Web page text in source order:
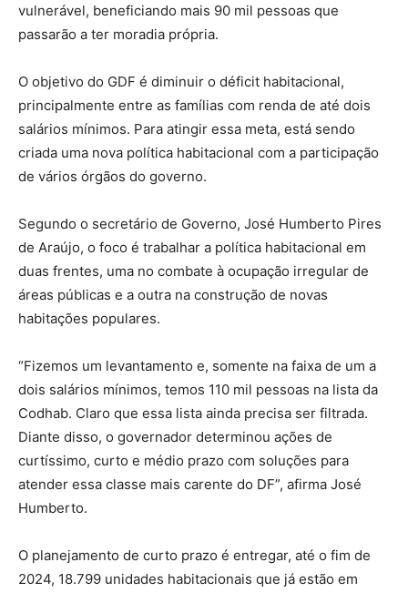
vulnerável, beneficiando mais 90 mil pessoas que
passarão a ter moradia própria.
O objetivo do GDF é diminuir o déficit habitacional,
principalmente entre as famílias com renda de até dois
salários mínimos. Para atingir essa meta, está sendo
criada uma nova política habitacional com a participação
de vários órgãos do governo.
Segundo o secretário de Governo, José Humberto Pires
de Araújo, o foco é trabalhar a política habitacional em
duas frentes, uma no combate à ocupação irregular de
áreas públicas e a outra na construção de novas
habitações populares.
“Fizemos um levantamento e, somente na faixa de um a
dois salários mínimos, temos 110 mil pessoas na lista da
Codhab. Claro que essa lista ainda precisa ser filtrada.
Diante disso, o governador determinou ações de
curtíssimo, curto e médio prazo com soluções para
atender essa classe mais carente do DF”, afirma José
Humberto.
O planejamento de curto prazo é entregar, até o fim de
2024, 18.799 unidades habitacionais que já estão em